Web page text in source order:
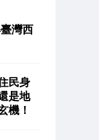
灣西
民身
是地
機！